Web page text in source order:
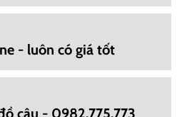
- luôn có giá tốt
câu - 0982.775.773